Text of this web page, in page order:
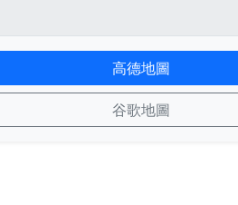
高德地圖
谷歌地圖